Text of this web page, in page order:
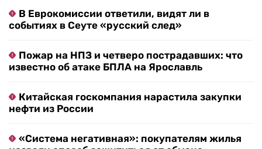
В Еврокомиссии ответили, видят ли в
событиях в Сеуте «русский след»
Пожар на НПЗ и четверо пострадавших: что
известно об атаке БПЛА на Ярославль
Китайская госкомпания нарастила закупки
нефти из России
«Система негативная»: покупателям жилья